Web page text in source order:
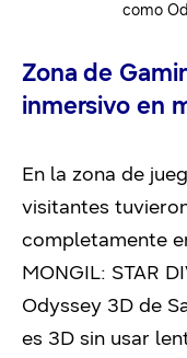
como
Zona de
inmersivo en
En la zona de
visitantes
completamente
MONGIL: STAR
Odyssey 3D de
es 3D sin usar